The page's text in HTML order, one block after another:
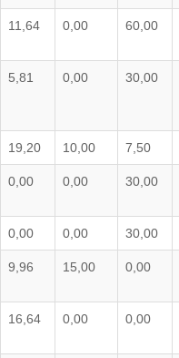
11,64 0,00 60,00
5,81 0,00 30,00
19,20 10,00 7,50
0,00 0,00 30,00
0,00 0,00 30,00
9,96 15,00 0,00
16,64 0,00 0,00